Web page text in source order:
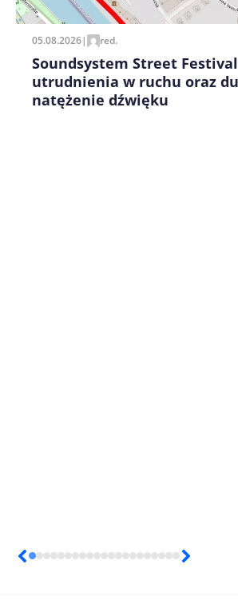
05.08.2026| red.
Soundsystem Street Festival
utrudnienia w ruchu oraz
natężenie dźwięku